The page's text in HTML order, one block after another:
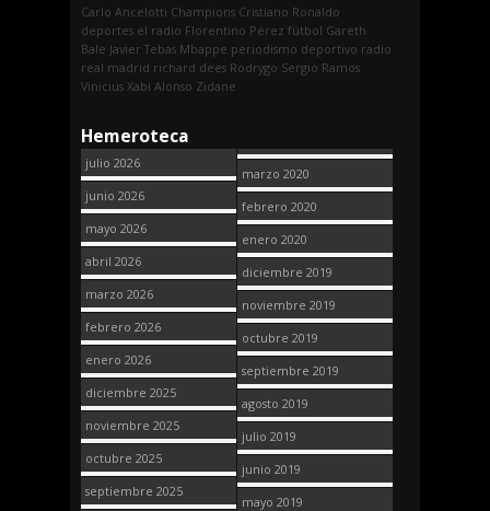
Carlo Ancelotti Champions Cristiano Ronaldo
deportes el radio Florentino Pérez fútbol Gareth
Bale Javier Tebas Mbappe periodismo deportivo radio
real madrid richard dees Rodrygo Sergio Ramos
Vinicius Xabi Alonso Zidane
Hemeroteca
julio 2026
junio 2026
mayo 2026
abril 2026
marzo 2026
febrero 2026
enero 2026
diciembre 2025
noviembre 2025
octubre 2025
septiembre 2025
marzo 2020
febrero 2020
enero 2020
diciembre 2019
noviembre 2019
octubre 2019
septiembre 2019
agosto 2019
julio 2019
junio 2019
mayo 2019